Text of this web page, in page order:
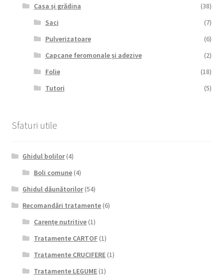
Casa și grădina
(38)
Saci
(7)
Pulverizatoare
(6)
Capcane feromonale și adezive
(2)
Folie
(18)
Tutori
(5)
Sfaturi utile
Ghidul bolilor(4)
Boli comune(4)
Ghidul dăunătorilor(54)
Recomandări tratamente (6)
Carențe nutritive(1)
Tratamente CARTOF(1)
Tratamente CRUCIFERE(1)
Tratamente LEGUME(1)